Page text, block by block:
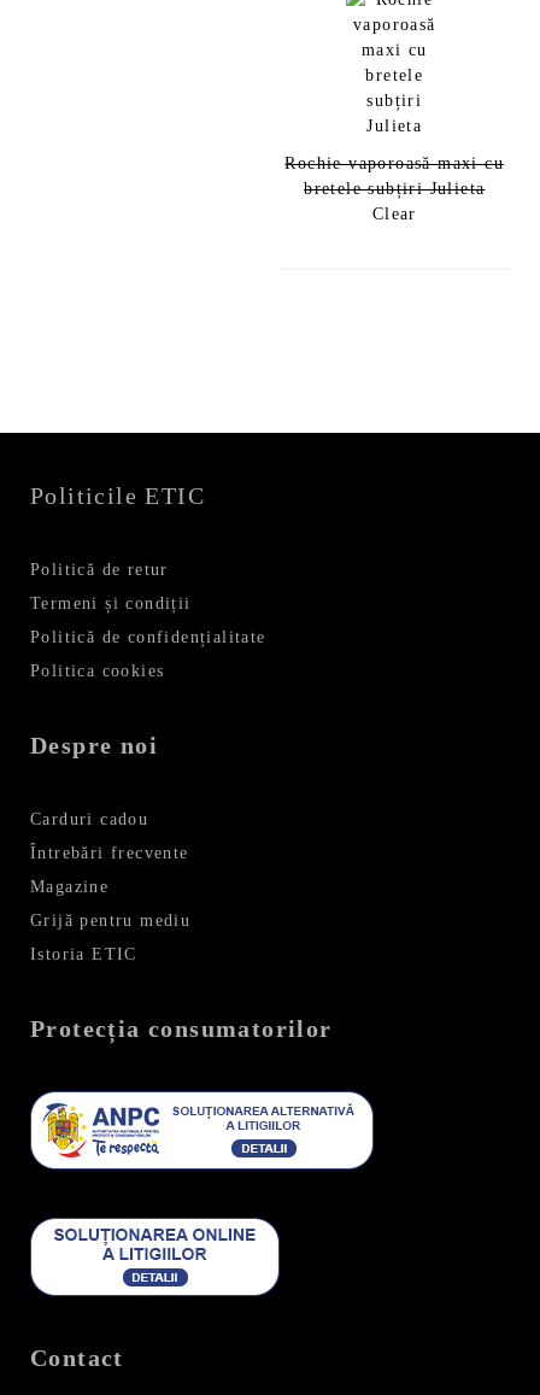
Rochie vaporoasă maxi cu
bretele subțiri Julieta
Clear
Politicile ETIC
Politică de retur
Termeni și condiții
Politică de confidențialitate
Politica cookies
Despre noi
Carduri cadou
Întrebări frecvente
Magazine
Grijă pentru mediu
Istoria ETIC
Protecția consumatorilor
Contact